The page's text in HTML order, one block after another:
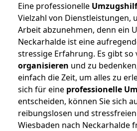
Eine professionelle
Vielzahl von Dienstleistungen,
Arbeit abzunehmen, denn ein
Neckarhalde ist eine
stressige Erfahrung. Es gibt so
organisieren und zu
einfach die Zeit, um alles zu
sich für eine professionelle
entscheiden, können Sie sich
reibungslosen und
Wiesbaden nach Neckarhalde